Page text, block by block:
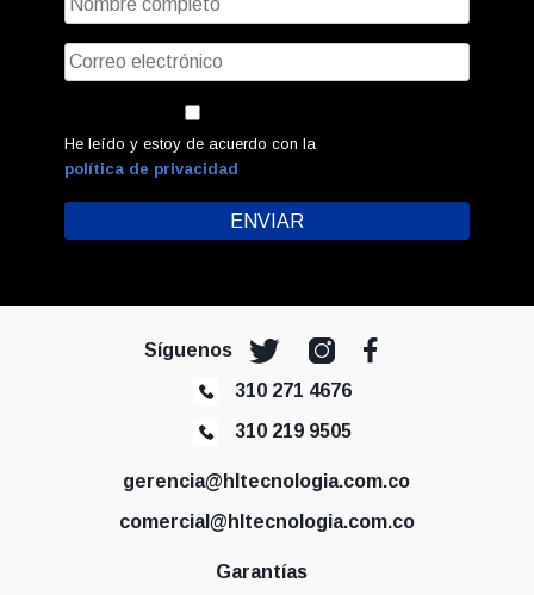
He leído y estoy de acuerdo con la
política de privacidad
Síguenos
310 271 4676
310 219 9505
gerencia@hltecnologia.com.co
comercial@hltecnologia.com.co
Garantías